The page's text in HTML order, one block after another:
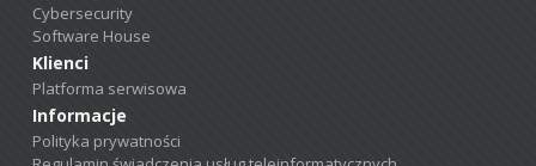
Cybersecurity
Software House
Klienci
Platforma serwisowa
Informacje
Polityka prywatności